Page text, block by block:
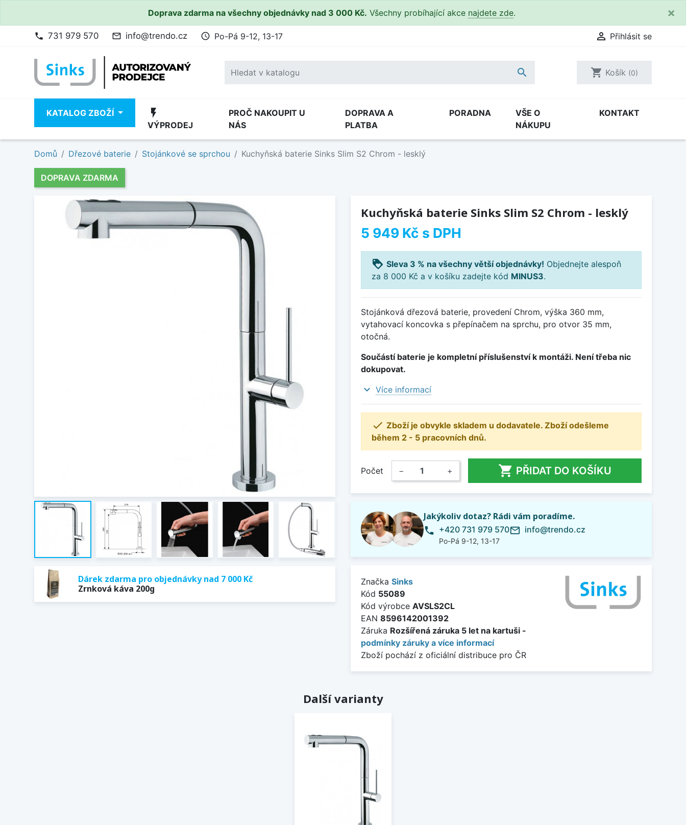
Doprava zdarma na všechny objednávky nad 3 000 Kč. Všechny probíhající akce najdete zde. ×
phone 731 979 570 mail_outline info@trendo.cz access_time Po-Pá 9-12, 13-17  Přihlásit se
 shopping_cart Košík (0)
KATALOG ZBOŽÍ flash_on
VÝPRODEJ
PROČ NAKOUPIT U
NÁS
DOPRAVA A
PLATBA
PORADNA
VŠE O
NÁKUPU
KONTAKT
Domů Dřezové baterie Stojánkové se sprchou Kuchyňská baterie Sinks Slim S2 Chrom - lesklý
DOPRAVA ZDARMA
Dárek zdarma pro objednávky nad 7 000 Kč
Zrnková káva 200g
Kuchyňská baterie Sinks Slim S2 Chrom - lesklý
5 949 Kč s DPH
loyalty Sleva 3 % na všechny větší objednávky! Objednejte alespoň
za 8 000 Kč a v košíku zadejte kód MINUS3.
Stojánková dřezová baterie, provedení Chrom, výška 360 mm,
vytahovací koncovka s přepínačem na sprchu, pro otvor 35 mm,
otočná.
Součástí baterie je kompletní příslušenství k montáži. Není třeba nic
dokupovat.
expand_more Více informací
 Zboží je obvykle skladem u dodavatele. Zboží odešleme
během 2 - 5 pracovních dnů.
Počet − +  PŘIDAT DO KOŠÍKU
Jakýkoliv dotaz? Rádi vám poradíme.
phone +420 731 979 570
Po-Pá 9-12, 13-17
mail_outline info@trendo.cz
Značka Sinks
Kód 55089
Kód výrobce AVSLS2CL
EAN 8596142001392
Záruka Rozšířená záruka 5 let na kartuši -
podmínky záruky a více informací
Zboží pochází z oficiální distribuce pro ČR
Další varianty